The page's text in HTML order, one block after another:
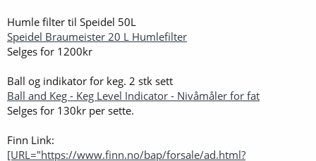
Humle filter til Speidel 50L
Speidel Braumeister 20 L Humlefilter
Selges for 1200kr
Ball og indikator for keg. 2 stk sett
Ball and Keg - Keg Level Indicator - Nivåmåler for fat
Selges for 130kr per sette.
Finn Link:
[URL="https://www.finn.no/bap/forsale/ad.html?